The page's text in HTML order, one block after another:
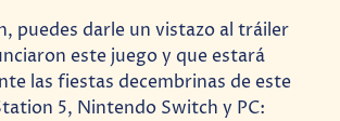
puedes darle un vistazo al tráiler
este juego y que estará
las fiestas decembrinas de este
5, Nintendo Switch y PC: